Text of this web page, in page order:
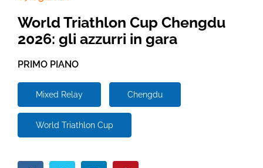
World Triathlon Cup Chengdu
2026: gli azzurri in gara
PRIMO PIANO
Mixed Relay Chengdu
World Triathlon Cup